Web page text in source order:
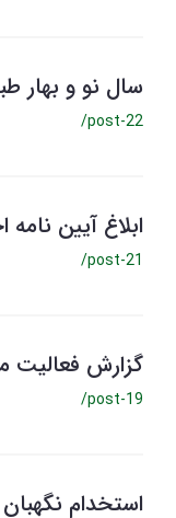
سال نو و بهار
/post-22
ابلاغ آیین
/post-21
گزارش فعالیت
/post-19
استخدام نگهبان